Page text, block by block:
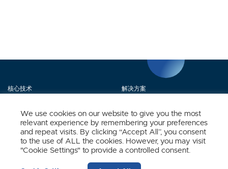
核心技术 解决方案
关于我们 联系我们
We use cookies on our website to give you the most
relevant experience by remembering your preferences
and repeat visits. By clicking “Accept All”, you consent
to the use of ALL the cookies. However, you may visit
"Cookie Settings" to provide a controlled consent.